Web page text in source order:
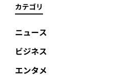
カテゴリ
ニュース
ビジネス
エンタメ